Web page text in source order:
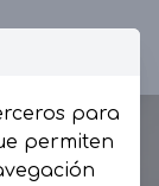
para
permiten